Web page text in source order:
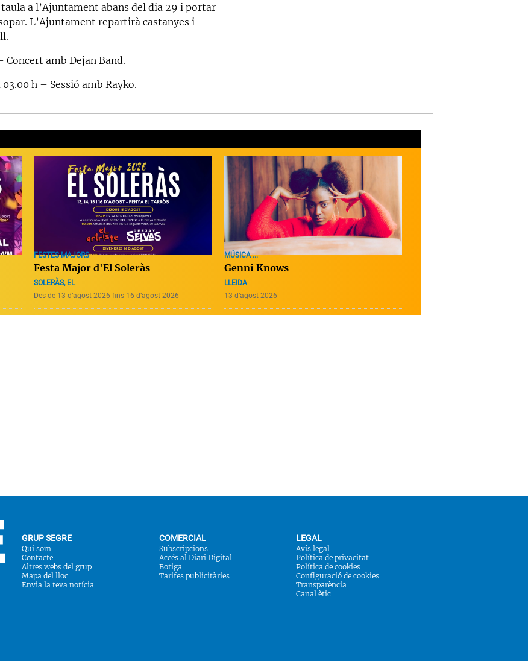
a l’Ajuntament abans del dia 29 i portar
L’Ajuntament repartirà castanyes i
Concert amb Dejan Band.
03.00 h – Sessió amb Rayko.
FESTES MAJORS
Festa Major d'El Soleràs
SOLERÀS, EL
Des de 13 d’agost 2026 fins 16 d’agost 2026
MÚSICA ...
Genni Knows
LLEIDA
13 d’agost 2026
GRUP SEGRE
Qui som
Contacte
Altres webs del grup
Mapa del lloc
Envia la teva notícia
COMERCIAL
Subscripcions
Accés al Diari Digital
Botiga
Tarifes publicitàries
LEGAL
Avís legal
Política de privacitat
Política de cookies
Configuració de cookies
Transparència
Canal ètic